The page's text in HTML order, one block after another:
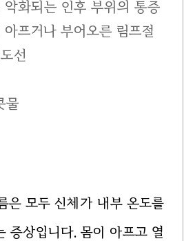
화되는 인후 부위의 통증
프거나 부어오른 림프절
선
물
은 모두 신체가 내부 온도를
증상입니다. 몸이 아프고 열